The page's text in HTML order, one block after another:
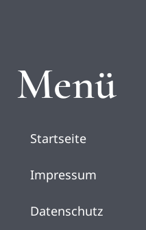
Menü
Startseite
Impressum
Datenschutz